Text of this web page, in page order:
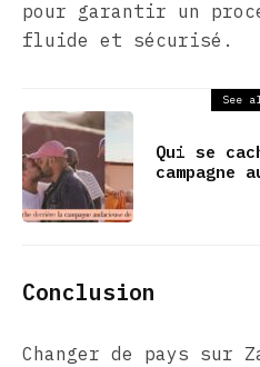
pour garantir un
fluide et sécurisé.
See
Qui se
campagne
Conclusion
Changer de pays sur